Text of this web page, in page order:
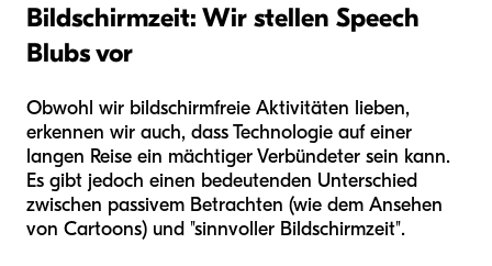
Bildschirmzeit: Wir stellen Speech
Blubs vor
Obwohl wir bildschirmfreie Aktivitäten lieben,
erkennen wir auch, dass Technologie auf einer
langen Reise ein mächtiger Verbündeter sein kann.
Es gibt jedoch einen bedeutenden Unterschied
zwischen passivem Betrachten (wie dem Ansehen
von Cartoons) und "sinnvoller Bildschirmzeit".